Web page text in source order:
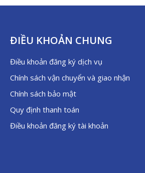
ĐIỀU KHOẢN CHUNG
Điều khoản đăng ký dịch vụ
Chính sách vận chuyển và giao nhận
Chính sách bảo mật
Quy định thanh toán
Điều khoản đăng ký tài khoản